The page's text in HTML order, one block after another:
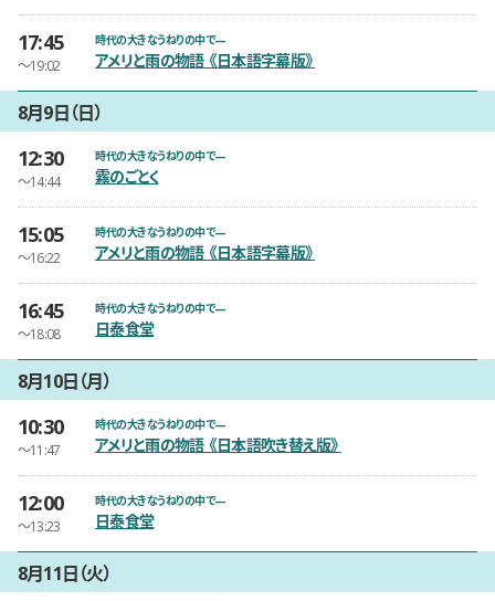
開催日時
17:45
〜19:02
時代の大きなうねりの中で—
アメリと雨の物語 《日本語字幕版》
8月9日（日）
開催日時
12:30
〜14:44
時代の大きなうねりの中で—
霧のごとく
開催日時
15:05
〜16:22
時代の大きなうねりの中で—
アメリと雨の物語 《日本語字幕版》
開催日時
16:45
〜18:08
時代の大きなうねりの中で—
日泰食堂
8月10日（月）
開催日時
10:30
〜11:47
時代の大きなうねりの中で—
アメリと雨の物語 《日本語吹き替え版》
開催日時
12:00
〜13:23
時代の大きなうねりの中で—
日泰食堂
8月11日（火）